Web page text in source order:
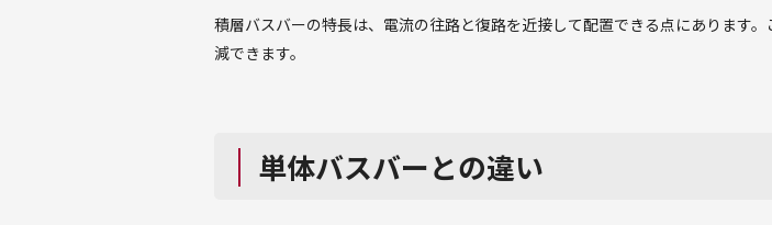
積層バスバーの特長は、電流の往路と復路を近接して配置できる点にあります
減できます。
単体バスバーとの違い